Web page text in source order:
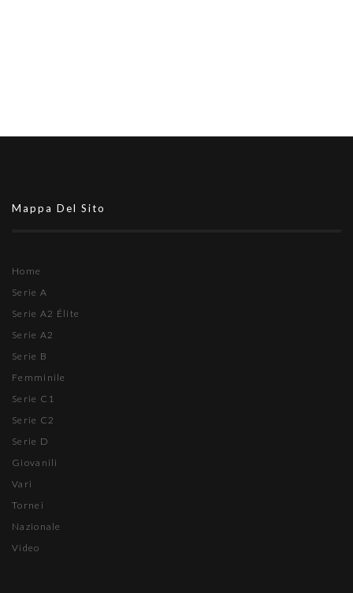
Mappa Del Sito
Home
Serie A
Serie A2 Élite
Serie A2
Serie B
Femminile
Serie C1
Serie C2
Serie D
Giovanili
Vari
Tornei
Nazionale
Video